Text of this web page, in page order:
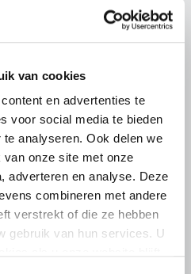
van cookies
en advertenties te
voor social media te bieden
analyseren. Ook delen we
onze site met onze
adverteren en analyse. Deze
combineren met andere
verstrekt of die ze hebben
gebruik van hun services. U
(JA21)
in
Tweede Kamerlid
en beleidsmedewerker